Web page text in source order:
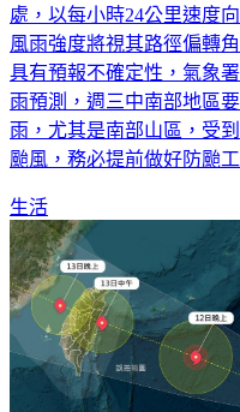
處，以每小時24公里速度
風雨強度將視其路徑偏轉
具有預報不確定性，氣象
雨預測，週三中南部地區
雨，尤其是南部山區，受
颱風，務必提前做好防颱工
生活